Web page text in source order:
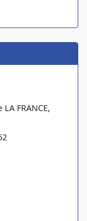
FRANCE,